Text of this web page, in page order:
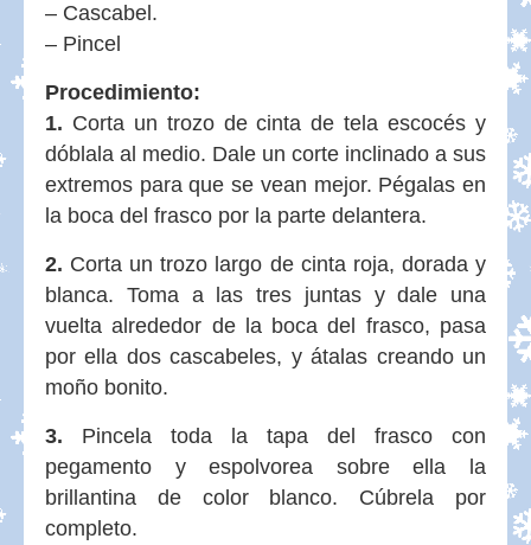
– Cascabel.
– Pincel
Procedimiento:
1. Corta un trozo de cinta de tela escocés y
dóblala al medio. Dale un corte inclinado a sus
extremos para que se vean mejor. Pégalas en
la boca del frasco por la parte delantera.
2. Corta un trozo largo de cinta roja, dorada y
blanca. Toma a las tres juntas y dale una
vuelta alrededor de la boca del frasco, pasa
por ella dos cascabeles, y átalas creando un
moño bonito.
3. Pincela toda la tapa del frasco con
pegamento y espolvorea sobre ella la
brillantina de color blanco. Cúbrela por
completo.